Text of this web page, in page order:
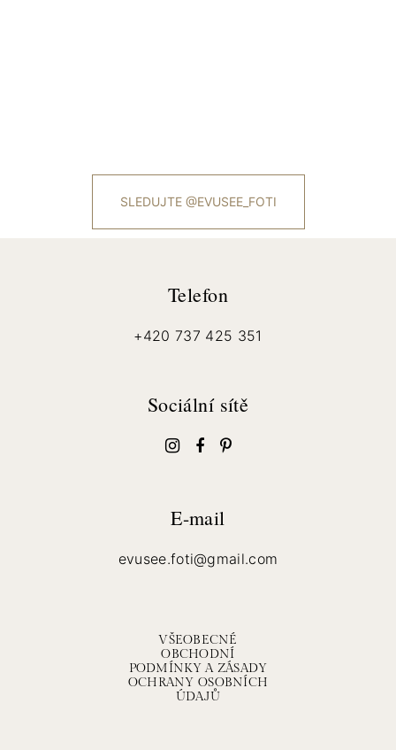
SLEDUJTE @EVUSEE_FOTI
Telefon
+420 737 425 351
Sociální sítě
E-mail
evusee.foti@gmail.com
VŠEOBECNÉ
OBCHODNÍ
PODMÍNKY A ZÁSADY
OCHRANY OSOBNÍCH
ÚDAJŮ